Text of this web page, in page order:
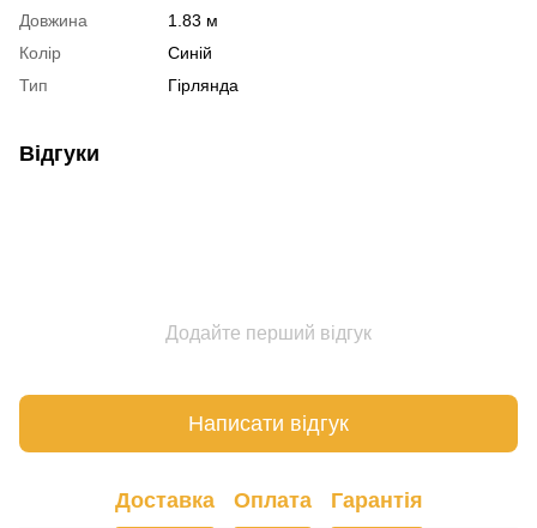
Довжина
1.83 м
Колір
Синій
Тип
Гірлянда
Відгуки
Додайте перший відгук
Написати відгук
Доставка Оплата Гарантія